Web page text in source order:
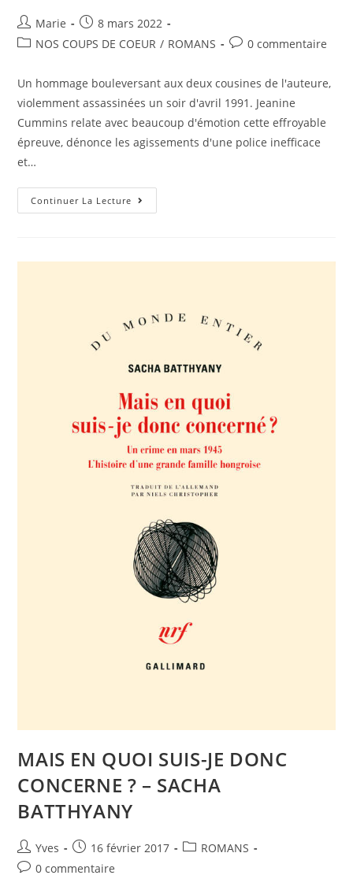
Marie
8 mars 2022
NOS COUPS DE COEUR / ROMANS 0 commentaire
Un hommage bouleversant aux deux cousines de l'auteure,
violemment assassinées un soir d'avril 1991. Jeanine
Cummins relate avec beaucoup d'émotion cette effroyable
épreuve, dénonce les agissements d'une police inefficace
et…
Continuer La Lecture
MAIS EN QUOI SUIS-JE DONC
CONCERNE ? – SACHA
BATTHYANY
Yves 16 février 2017
ROMANS
0 commentaire